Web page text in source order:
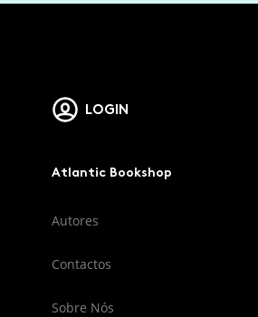
LOGIN
Atlantic Bookshop
Autores
Contactos
Sobre Nós